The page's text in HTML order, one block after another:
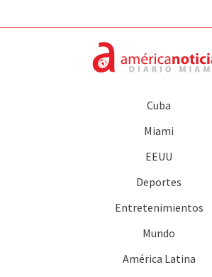
Cuba
Miami
EEUU
Deportes
Entretenimientos
Mundo
América Latina